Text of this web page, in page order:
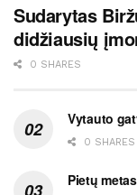
Sudarytas
didžiausių
0 SHARES
Vytauto
0 SHARES
Pietų